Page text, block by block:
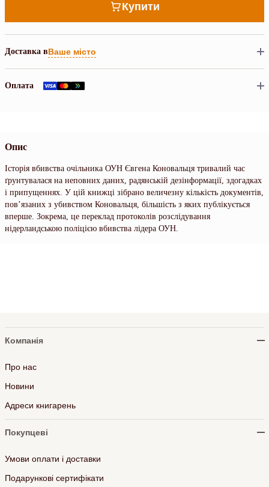
Купити
Доставка вВаше місто
Оплата
Опис
Історія вбивства очільника ОУН Євгена Коновальця тривалий час
ґрунтувалася на неповних даних, радянській дезінформації, здогадках
і припущеннях. У цій книжці зібрано величезну кількість документів,
пов’язаних з убивством Коновальця, більшість з яких публікується
вперше. Зокрема, це переклад протоколів розслідування
нідерландською поліцією вбивства лідера ОУН.
Компанія
Про нас
Новини
Адреси книгарень
Покупцеві
Умови оплати і доставки
Подарункові сертифікати